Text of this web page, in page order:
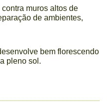
muros altos de
de ambientes,
bem florescendo
pleno sol.